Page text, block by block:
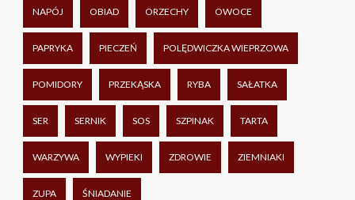
NAPÓJ OBIAD ORZECHY OWOCE
PAPRYKA PIECZEŃ POLĘDWICZKA WIEPRZOWA
POMIDORY PRZEKĄSKA RYBA SAŁATKA
SER SERNIK SOS SZPINAK TARTA
WARZYWA WYPIEKI ZDROWIE ZIEMNIAKI
ZUPA ŚNIADANIE